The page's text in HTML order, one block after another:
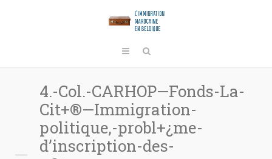
4.-Col.-CARHOP—Fonds-La-
Cit+®—Immigration-
politique,-probl+¿me-
d’inscription-des-